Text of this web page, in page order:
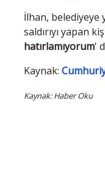
İlhan, belediyeye
saldırıyı yapan
hatırlamıyorum'
Kaynak:
Kaynak: Haber Oku